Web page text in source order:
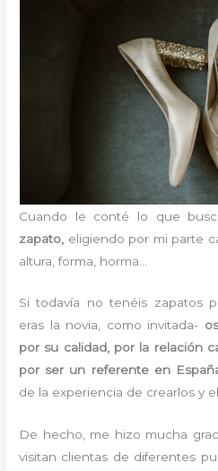
Cuando le conté lo que
zapato, eligiendo por mi parte
altura, forma, horma…
Si todavía no tenéis zapatos
eras la novia, como invitada-
por su calidad, por la relación
por ser un referente en
de la experiencia de crearlos y
De hecho, me hizo mucha
visitan clientas de diferentes